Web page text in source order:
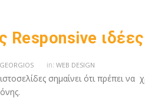
GEORGIOS in: WEB DESIGN
σημαίνει ότι πρέπει